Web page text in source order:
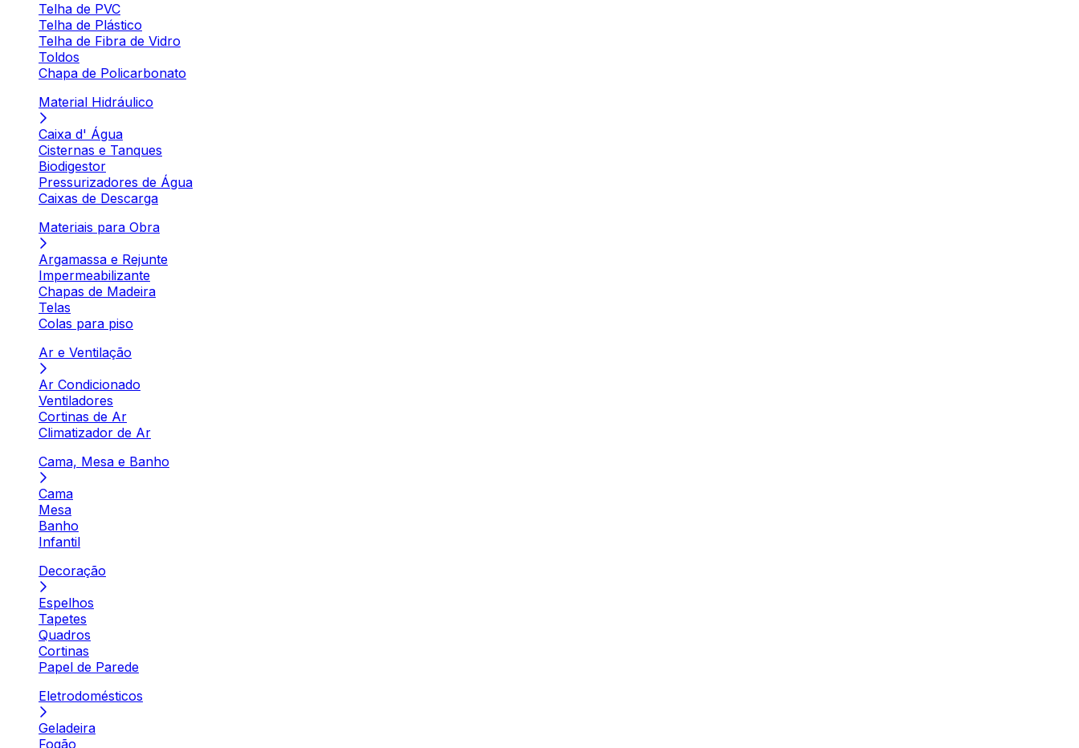
Telha de PVC
Telha de Plástico
Telha de Fibra de Vidro
Toldos
Chapa de Policarbonato
Material Hidráulico
Caixa d' Água
Cisternas e Tanques
Biodigestor
Pressurizadores de Água
Caixas de Descarga
Materiais para Obra
Argamassa e Rejunte
Impermeabilizante
Chapas de Madeira
Telas
Colas para piso
Ar e Ventilação
Ar Condicionado
Ventiladores
Cortinas de Ar
Climatizador de Ar
Cama, Mesa e Banho
Cama
Mesa
Banho
Infantil
Decoração
Espelhos
Tapetes
Quadros
Cortinas
Papel de Parede
Eletrodomésticos
Geladeira
Fogão